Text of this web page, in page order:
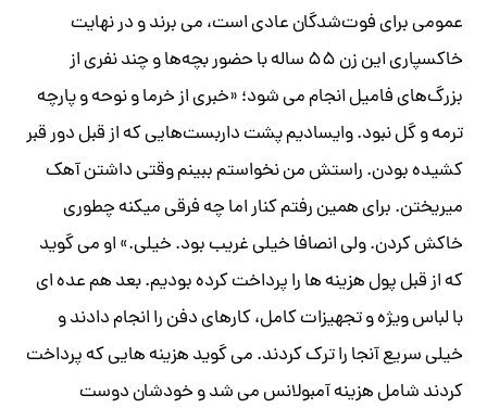
عمومی برای فوت‌شدگان عادی است، می برند و در نهایت
خاکسپاری این زن ۵۵ ساله با حضور بچه‌ها و چند نفری از
بزرگ‌های فامیل‌ انجام می شود؛ «خبری از خرما و نوحه و پارچه
ترمه و گل نبود. وایسادیم پشت داربست‌هایی که از قبل دور قبر
کشیده بودن. راستش من نخواستم ببینم وقتی داشتن آهک
میریختن. برای همین رفتم کنار اما چه فرقی میکنه چطوری
خاکش کردن. ولی انصافا خیلی غریب بود. خیلی.» او می گوید
که از قبل پول هزینه ها را پرداخت کرده بودیم. بعد هم عده ای
با لباس ویژه و تجهیزات کامل، کارهای دفن را انجام دادند و
خیلی سریع آنجا را ترک کردند. می گوید هزینه هایی که پرداخت
کردند شامل هزینه آمبولانس می شد و خودشان دوست